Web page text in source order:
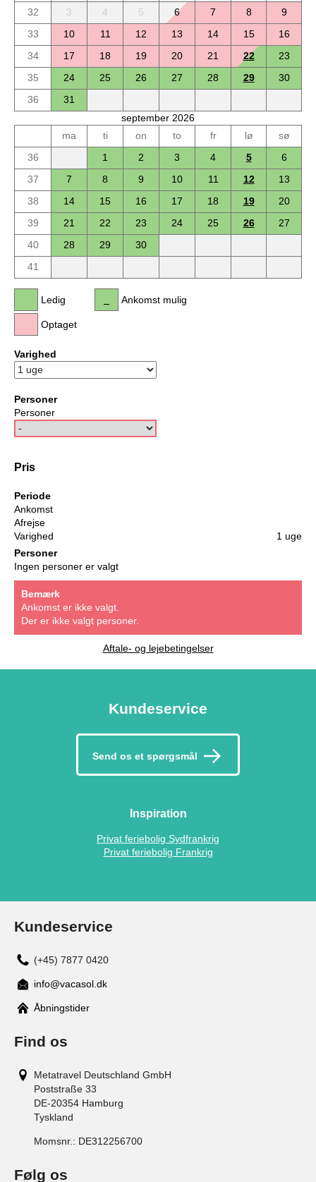
32
3 4 5 6 7 8
9
33
10 11 12 13 14 15
16
34
17 18 19 20 21 22
23
35
24 25 26 27 28 29
30
36
31
september 2026
ma
ti on to fr lø
sø
36
1 2 3 4 5
6
37
7 8 9 10 11 12
13
38
14 15 16 17 18 19
20
39
21 22 23 24 25 26
27
40
28 29
30
41
Ledig
Optaget
Ankomst mulig
Varighed
Personer
Personer
Pris
Periode
Ankomst
Afrejse
Varighed
1 uge
Personer
Ingen personer er valgt
Bemærk
Ankomst er ikke valgt.
Der er ikke valgt personer.
Aftale- og lejebetingelser
Kundeservice
Send os et spørgsmål
Inspiration
Privat feriebolig Sydfrankrig
Privat feriebolig Frankrig
Kundeservice
(+45) 7877 0420
info@vacasol.dk
Åbningstider
Find os
Metatravel Deutschland GmbH
Poststraße 33
DE-20354 Hamburg
Tyskland
Momsnr.: DE312256700
Følg os